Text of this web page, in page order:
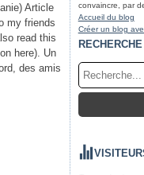
Article
my friends
read this
here). Un
des amis
convaincre, par
Accueil du blog
Créer un blog
RECHERCHE